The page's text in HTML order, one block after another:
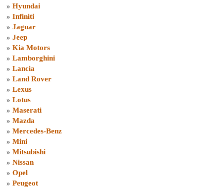
» Hyundai
» Infiniti
» Jaguar
» Jeep
» Kia Motors
» Lamborghini
» Lancia
» Land Rover
» Lexus
» Lotus
» Maserati
» Mazda
» Mercedes-Benz
» Mini
» Mitsubishi
» Nissan
» Opel
» Peugeot